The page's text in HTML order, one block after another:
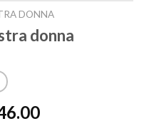
DONNA
donna